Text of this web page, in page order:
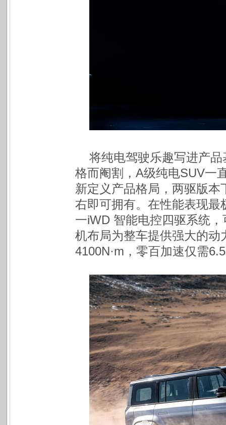
将纯电驾驶乐趣写进产
格而阉割，A级纯电SUV一
新定义产品格局，两驱版
右即可拥有。在性能表现
一iWD 智能电控四驱系统
机布局为整车提供强大的
4100N·m，零百加速仅需